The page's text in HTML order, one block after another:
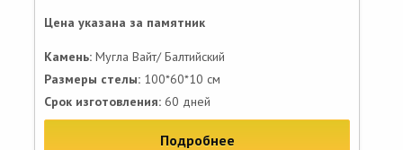
Цена указана за памятник
Камень: Мугла Вайт/ Балтийский
Размеры стелы: 100*60*10 см
Срок изготовления: 60 дней
Подробнее